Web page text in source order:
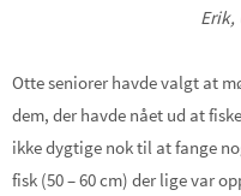
Erik,
Otte seniorer havde valgt at
dem, der havde nået ud at
ikke dygtige nok til at fange
fisk (50 – 60 cm) der lige var